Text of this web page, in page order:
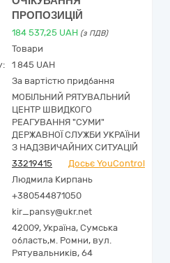
ПРОПОЗИЦІЙ
184 537,25 UAH (з ПДВ)
Товари
1 845 UAH
За вартістю придбання
МОБІЛЬНИЙ РЯТУВАЛЬНИЙ
ЦЕНТР ШВИДКОГО
РЕАГУВАННЯ "СУМИ"
ДЕРЖАВНОЇ СЛУЖБИ УКРАЇНИ
З НАДЗВИЧАЙНИХ СИТУАЦІЙ
33219415
Досьє YouControl
Людмила Кирпань
+380544871050
kir_pansy@ukr.net
42009, Україна, Сумська
область,м. Ромни, вул.
Рятувальників, 64